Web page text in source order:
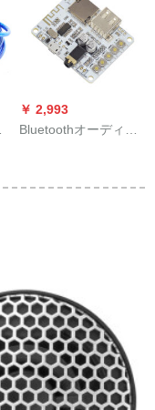
￥ 2,993
Bluetoothオーディ受
はBluetooth 4.2回路